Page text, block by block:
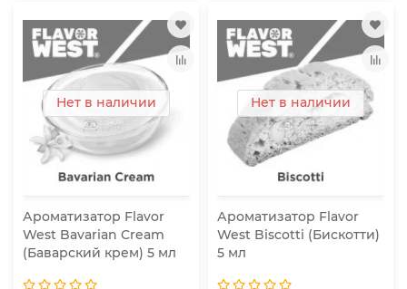
Нет в наличии
Ароматизатор Flavor
West Bavarian Cream
(Баварский крем) 5 мл
Нет в наличии
Ароматизатор Flavor
West Biscotti (Бискотти)
5 мл